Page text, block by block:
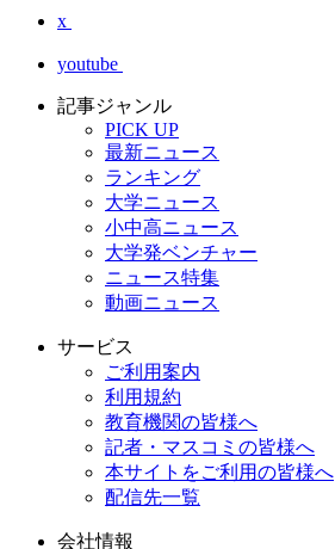
x
youtube
記事ジャンル
PICK UP
最新ニュース
ランキング
大学ニュース
小中高ニュース
大学発ベンチャー
ニュース特集
動画ニュース
サービス
ご利用案内
利用規約
教育機関の皆様へ
記者・マスコミの皆様へ
本サイトをご利用の皆様へ
配信先一覧
会社情報